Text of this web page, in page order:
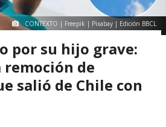
CONTEXTO | Freepik | Pixabay | Edición BBCL
por su hijo grave:
de
salió de Chile con